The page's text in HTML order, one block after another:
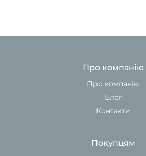
Про компанію
Про компанію
Блог
Контакти
Покупцям